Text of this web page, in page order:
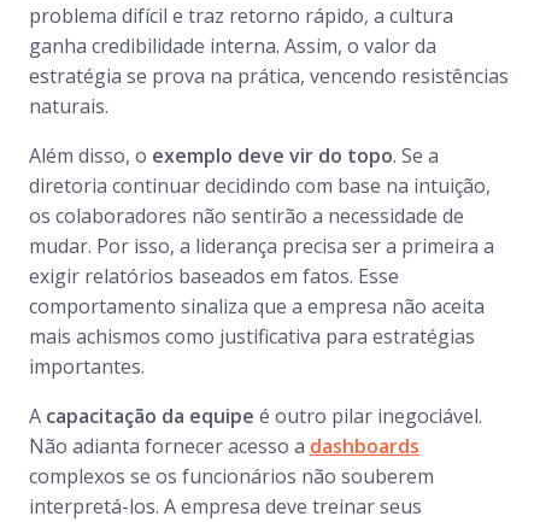
problema difícil e traz retorno rápido, a cultura
ganha credibilidade interna. Assim, o valor da
estratégia se prova na prática, vencendo resistências
naturais.
Além disso, o exemplo deve vir do topo. Se a
diretoria continuar decidindo com base na intuição,
os colaboradores não sentirão a necessidade de
mudar. Por isso, a liderança precisa ser a primeira a
exigir relatórios baseados em fatos. Esse
comportamento sinaliza que a empresa não aceita
mais achismos como justificativa para estratégias
importantes.
A capacitação da equipe é outro pilar inegociável.
Não adianta fornecer acesso a dashboards
complexos se os funcionários não souberem
interpretá-los. A empresa deve treinar seus